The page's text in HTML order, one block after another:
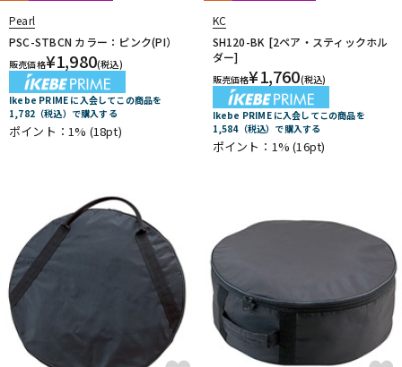
Pearl
PSC-STBCN カラー：ピンク(PI）
販売価格¥1,980(税込)
Ikebe PRIME に入会してこの商品を
1,782（税込）で購入する
ポイント：1% (18pt)
KC
SH120-BK [2ペア・スティックホル
ダー]
販売価格¥1,760(税込)
Ikebe PRIME に入会してこの商品を
1,584（税込）で購入する
ポイント：1%(16pt)